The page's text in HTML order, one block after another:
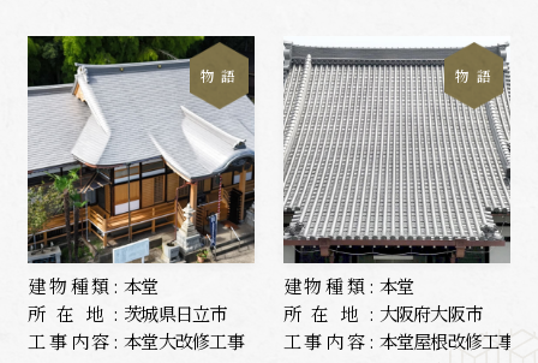
物 語
建物種類: 本堂
所在地: 茨城県日立市
工事内容: 本堂大改修工事
物 語
建物種類: 本堂
所在地: 大阪府大阪市
工事内容: 本堂屋根改修工事